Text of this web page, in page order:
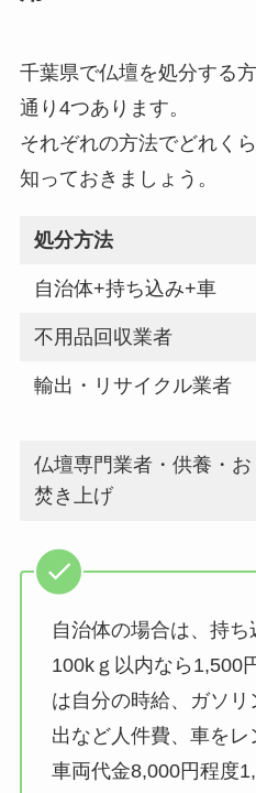
千葉県で仏壇を処分する
通り4つあります。
それぞれの方法でどれく
知っておきましょう。
処分方法
自治体+持ち込み+車
不用品回収業者
輸出・リサイクル業者
仏壇専門業者・供養・お
焚き上げ
自治体の場合は、持
100kｇ以内なら1,500
は自分の時給、ガソ
出など人件費、車を
車両代金8,000円程度